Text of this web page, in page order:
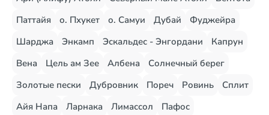
Паттайя
о. Пхукет о. Самуи Дубай
Фуджейра
Шарджа
Энкамп Эскальдес - Энгордани
Капрун
Вена
Цель ам Зее Албена
Солнечный берег
Золотые пески
Дубровник Пореч Ровинь
Сплит
Айя Напа
Ларнака Лимассол
Пафос